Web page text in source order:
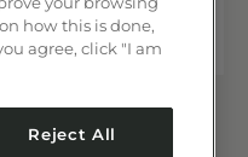
how this is done,
agree, click "I am
Reject All